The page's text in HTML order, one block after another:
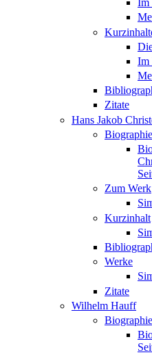
Im
Zitate
Hans Jakob
Biographie
Zum Werk
Kurzinhalt
Werke
Zitate
Wilhelm Hauff
Biographie